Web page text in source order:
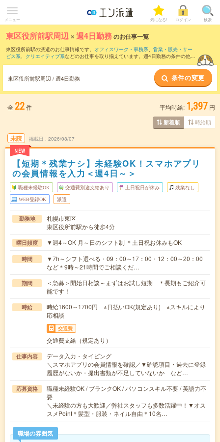
メニュー 気になる! ログイン 検索
東区役所前駅周辺 ×週4日勤務のお仕事一覧
東区役所前駅の派遣のお仕事情報です。 オフィスワーク・事務系、 営業・販売・サー
ビス系、 クリエイティブ系などのお仕事を取り揃えています。週4日勤務の条件の他
東区役所前駅周辺 / 週4日勤務 条件の変更
全 22件 平均時給: 1,397 円
新着順 時給順
未読
NEW
掲載日 2026/08/07
【短期＊残業ナシ】未経験OK！スマホアプリ
の会員情報を入力＜週4日～＞
職種未経験OK 交通費別途支給あり 土日祝日が休み 残業なし
WEB登録OK 派遣
勤務地
札幌市東区
東区役所前駅から徒歩4分
曜日頻度 ▼週4～OK 月～日のシフト制 ＊土日祝お休みもOK
時間
▼7h～シフト選べる・09：00～17：00・12：00～20：00
など＊9時～21時間でご相談くだ…
期間
＜急募＞開始日相談～まずはお試し短期 ＊長期もご紹介可
能です！
時給
時給1600～1700円 ※日払いOK(規定あり) ※スキルにより
応相談
交通費
交通費支給（規定あり）
仕事内容
データ入力・タイピング
＼スマホアプリの会員情報を確認／▼確認項目・過去に登録
履歴がないか・提出書類が不足していないか など…
応募資格
職種未経験OK / ブランクOK / パソコンスキル不要 / 英語力不
要
＼未経験の方も大歓迎／弊社スタッフも多数活躍中！▼オス
スメPoint＊髪型・服装・ネイル自由＊10名…
職場の雰囲気